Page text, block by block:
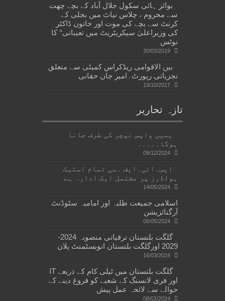
بوائز ہائی سکول جلال آباد کے بچے چھت
سے محروم ، چلاس نیاٹ میں بجلی کے
کرنٹ سے بچے کی موت اور خاتون ڈاکٹر
کی وزیراعلیٰ سیکریٹریٹ میں تعیناتی‘‘ کا
نوٹس
30/03/2019
بین الاقوامی ریڈکراس کمیٹی سے متعلق
تجزیاتی رپورٹ۔امیر جان حقانی
19/10/2017
تازہ تحاریر
ہمیں واپس نیچر کی طرف جانا
ہوگا۔۔۔۔۔
09/12/2024
ایس۔ائی۔ایف ۔سی تمام اسٹیک
ہولڈرز پر مشتمل ایک ادارہ ہے
14/05/2024
اسلامی جمیعت طلبہ اور امامیہ سٹوڈنٹ
آرگنائزیشن
06/05/2024
گلگت بلتستان ترقیاتی منصوبہ 2024-
2029 اورگلگت بلتستان انویسٹمنٹ پلان
16/03/2024
گلگت بلتستان میں ٹیلی کام کے ذریعے IT
اور فری لانسنگ کے شعبے کو فروغ دینے کے
حوالے سے لائحہ عمل پیش
08/02/2024